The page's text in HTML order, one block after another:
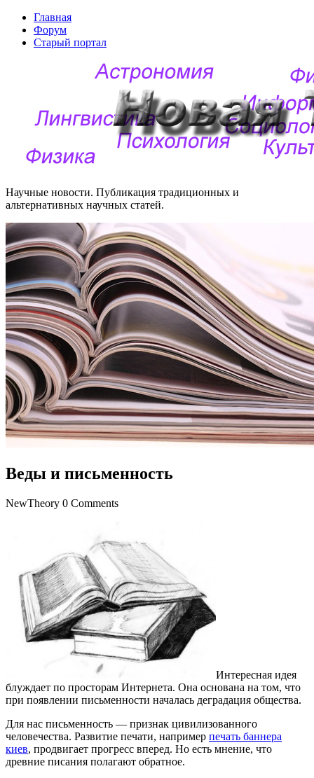
Главная
Форум
Старый портал
Научные новости. Публикация традиционных и
альтернативных научных статей.
Веды и письменность
NewTheory 0 Comments
Интересная идея
блуждает по просторам Интернета. Она основана на том, что
при появлении письменности началась деградация общества.
Для нас письменность — признак цивилизованного
человечества. Развитие печати, например печать баннера
киев, продвигает прогресс вперед. Но есть мнение, что
древние писания полагают обратное.